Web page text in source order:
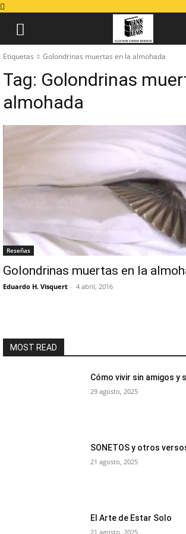
Etiquetas Golondrinas muertas en la almohada
Tag: Golondrinas
almohada
Reseñas
Golondrinas muertas en la
Eduardo H. Visquert - 4 abril, 2016
MOST READ
Cómo vivir sin amigos y
29 agosto, 2025
SONETOS y otros
21 agosto, 2025
El Arte de Estar Solo
21 agosto, 2025